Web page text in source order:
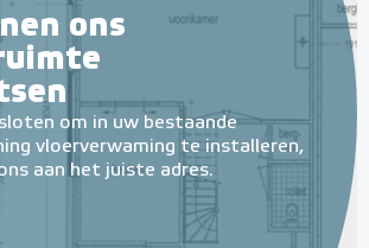
ons
om in uw bestaande
vloerverwaming te installeren,
aan het juiste adres.